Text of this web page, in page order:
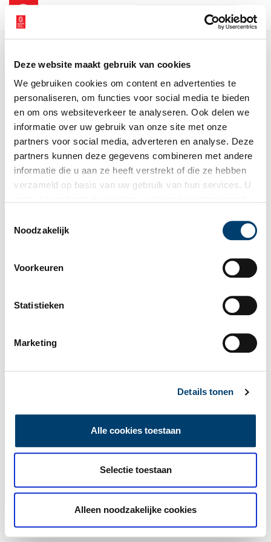
Deze website maakt gebruik van cookies
We gebruiken cookies om content en advertenties te
personaliseren, om functies voor social media te bieden
en om ons websiteverkeer te analyseren. Ook delen we
informatie over uw gebruik van onze site met onze
partners voor social media, adverteren en analyse. Deze
partners kunnen deze gegevens combineren met andere
informatie die u aan ze heeft verstrekt of die ze hebben
verzameld op basis van uw gebruik van hun services. U
Noodzakelijk
Voorkeuren
Statistieken
Marketing
Details tonen
Alle cookies toestaan
Selectie toestaan
Alleen noodzakelijke cookies